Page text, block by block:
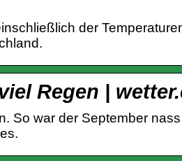
der
Regen |
So war der September